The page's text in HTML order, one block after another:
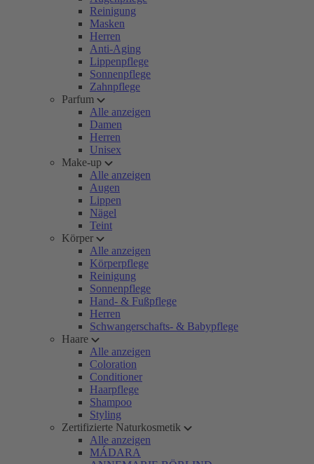
Reinigung
Masken
Herren
Anti-Aging
Lippenpflege
Sonnenpflege
Zahnpflege
Parfum
Alle anzeigen
Damen
Herren
Unisex
Make-up
Alle anzeigen
Augen
Lippen
Nägel
Teint
Körper
Alle anzeigen
Körperpflege
Reinigung
Sonnenpflege
Hand- & Fußpflege
Herren
Schwangerschafts- & Babypflege
Haare
Alle anzeigen
Coloration
Conditioner
Haarpflege
Shampoo
Styling
Zertifizierte Naturkosmetik
Alle anzeigen
MÁDARA